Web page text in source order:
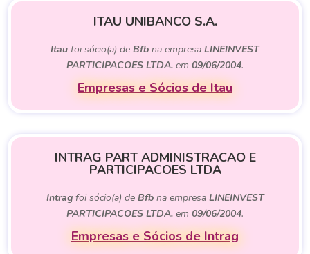
ITAU UNIBANCO S.A.
Itau foi sócio(a) de Bfb na empresa LINEINVEST
PARTICIPACOES LTDA. em 09/06/2004.
Empresas e Sócios de Itau
INTRAG PART ADMINISTRACAO E
PARTICIPACOES LTDA
Intragfoi sócio(a) de Bfbna empresa LINEINVEST
PARTICIPACOES LTDA. em 09/06/2004.
Empresas e Sócios de Intrag